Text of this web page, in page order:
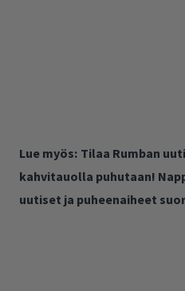
Lue myös: Tilaa Rumban
kahvitauolla puhutaan!
uutiset ja puheenaiheet